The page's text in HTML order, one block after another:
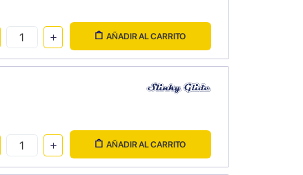
AÑADIR AL CARRITO
AÑADIR AL CARRITO